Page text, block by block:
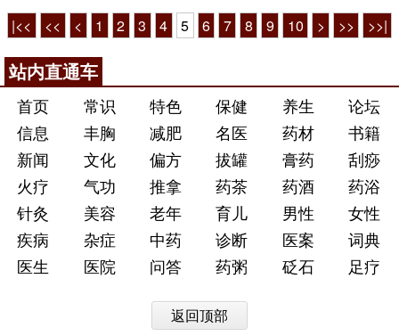
|<< << < 1 2 3 4 5 6 7 8 9 10 > >> >>|
站内直通车
首页 常识 特色 保健 养生
论坛
信息
丰胸 减肥 名医 药材
书籍
新闻
文化 偏方 拔罐 膏药
刮痧
火疗
气功 推拿 药茶 药酒
药浴
针灸
美容 老年 育儿 男性
女性
疾病
杂症 中药 诊断 医案
词典
医生
医院 问答 药粥 砭石 足疗
返回顶部